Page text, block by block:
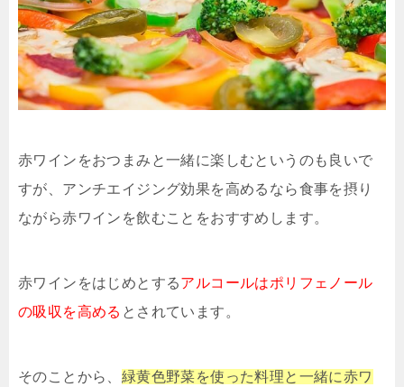
赤ワインをおつまみと一緒に楽しむというのも良いで
すが、アンチエイジング効果を高めるなら食事を摂り
ながら赤ワインを飲むことをおすすめします。
赤ワインをはじめとするアルコールはポリフェノール
の吸収を高める とされています。
そのことから、 緑黄色野菜を使った料理と一緒に赤ワ